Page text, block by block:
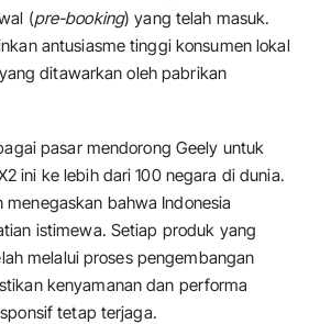
(pre-booking) yang telah masuk.
antusiasme tinggi konsumen lokal
ditawarkan oleh pabrikan
pasar mendorong Geely untuk
ini ke lebih dari 100 negara di dunia.
menegaskan bahwa Indonesia
istimewa. Setiap produk yang
melalui proses pengembangan
kenyamanan dan performa
tetap terjaga.